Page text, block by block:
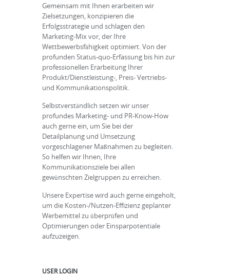
Gemeinsam mit Ihnen erarbeiten wir
Zielsetzungen, konzipieren die
Erfolgsstrategie und schlagen den
Marketing-Mix vor, der Ihre
Wettbewerbsfähigkeit optimiert. Von der
profunden Status-quo-Erfassung bis hin zur
professionellen Erarbeitung Ihrer
Produkt/Dienstleistung-, Preis- Vertriebs-
und Kommunikationspolitik.
Selbstverständlich setzen wir unser
profundes Marketing- und PR-Know-How
auch gerne ein, um Sie bei der
Detailplanung und Umsetzung
vorgeschlagener Maßnahmen zu begleiten.
So helfen wir Ihnen, Ihre
Kommunikationsziele bei allen
gewünschten Zielgruppen zu erreichen.
Unsere Expertise wird auch gerne eingeholt,
um die Kosten-/Nutzen-Effizienz geplanter
Werbemittel zu überprüfen und
Optimierungen oder Einsparpotentiale
aufzuzeigen.
USER LOGIN